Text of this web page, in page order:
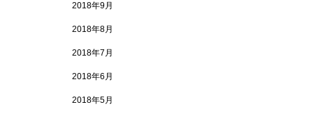
2018年9月
2018年8月
2018年7月
2018年6月
2018年5月